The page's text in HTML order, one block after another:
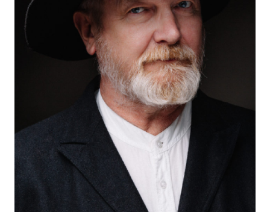
2024
"Особенности национальной больницы" - художник,
реж. Станислав Светлов
2024
"На автомате" - Сергей Андреевич Зубарев, реж.
Борис Акопов
"Макрон" - реж. Ирина Аркадьева
"Любопытная Варвара" - главная роль, реж. Юрий
Коробейников
"Волонтёр" - реж. Станислав Светлов
"Баба Мороз и тайна Нового Года" - главная роль,
реж. Андрей Богатырев
2023 "Мендельсон" - дед Валерий, реж. Гарик Петросян
"Мафия - дело семейное" - реж. Михаил Поляков
"Жуки-3" - отец Александр, реж. Максим Пешков